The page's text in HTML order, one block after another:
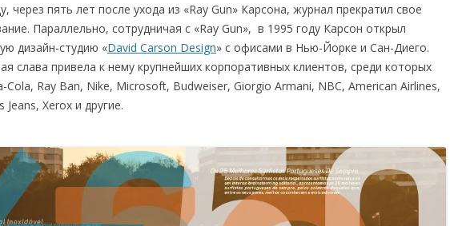
через пять лет после ухода из «Ray Gun» Карсона, журнал прекратил свое
Параллельно, сотрудничая с «Ray Gun», в 1995 году Карсон открыл
дизайн-студию «David Carson Design» c офисами в Нью-Йорке и Сан-Диего.
слава привела к нему крупнейших корпоративных клиентов, среди которых
Соlа, Ray Ban, Nike, Microsoft, Budweiser, Giorgio Armani, NBC, American Airlines,
Jeans, Xerox и другие.